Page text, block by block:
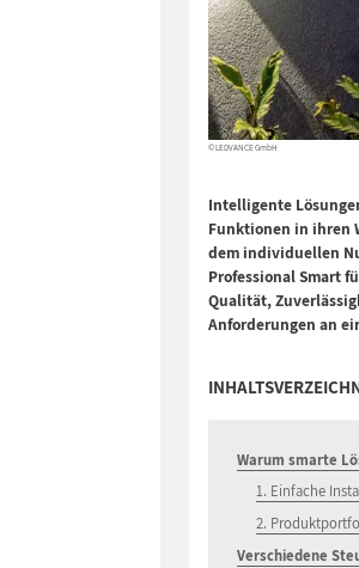
© LEDVANCE GmbH
Intelligente
Funktionen in ihren
dem individuellen
Professional Smart
Qualität,
Anforderungen an
Warum smarte
1. Einfache
2.
Verschiedene